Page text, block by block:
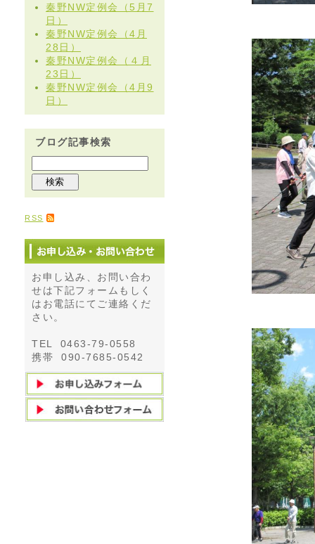
秦野NW定例会（5月7
日）
秦野NW定例会（4月
28日）
秦野NW定例会（４月
23日）
秦野NW定例会（4月9
日）
ブログ記事検索
RSS
お申し込み、お問い合わ
せは下記フォームもしく
はお電話にてご連絡くだ
さい。
TEL 0463-79-0558
携帯 090-7685-0542